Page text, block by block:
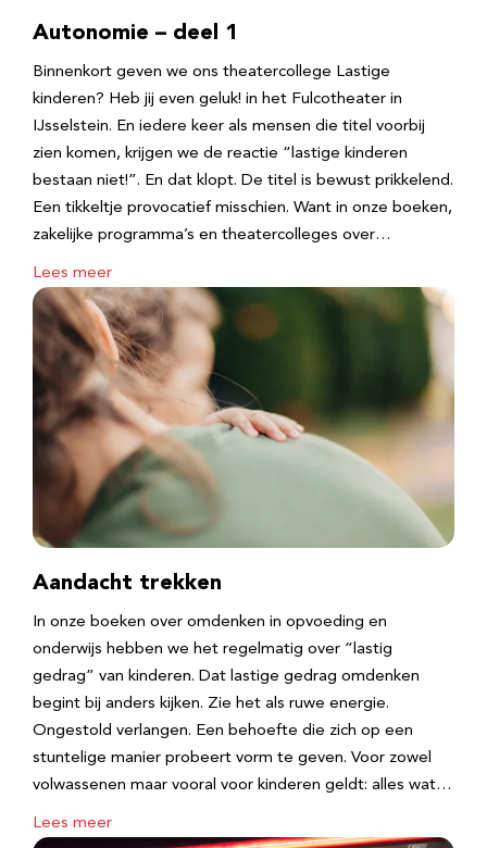
Autonomie – deel 1
Binnenkort geven we ons theatercollege Lastige
kinderen? Heb jij even geluk! in het Fulcotheater in
IJsselstein. En iedere keer als mensen die titel voorbij
zien komen, krijgen we de reactie “lastige kinderen
bestaan niet!”. En dat klopt. De titel is bewust prikkelend.
Een tikkeltje provocatief misschien. Want in onze boeken,
zakelijke programma’s en theatercolleges over…
Lees meer
Aandacht trekken
In onze boeken over omdenken in opvoeding en
onderwijs hebben we het regelmatig over “lastig
gedrag” van kinderen. Dat lastige gedrag omdenken
begint bij anders kijken. Zie het als ruwe energie.
Ongestold verlangen. Een behoefte die zich op een
stuntelige manier probeert vorm te geven. Voor zowel
volwassenen maar vooral voor kinderen geldt: alles wat…
Lees meer